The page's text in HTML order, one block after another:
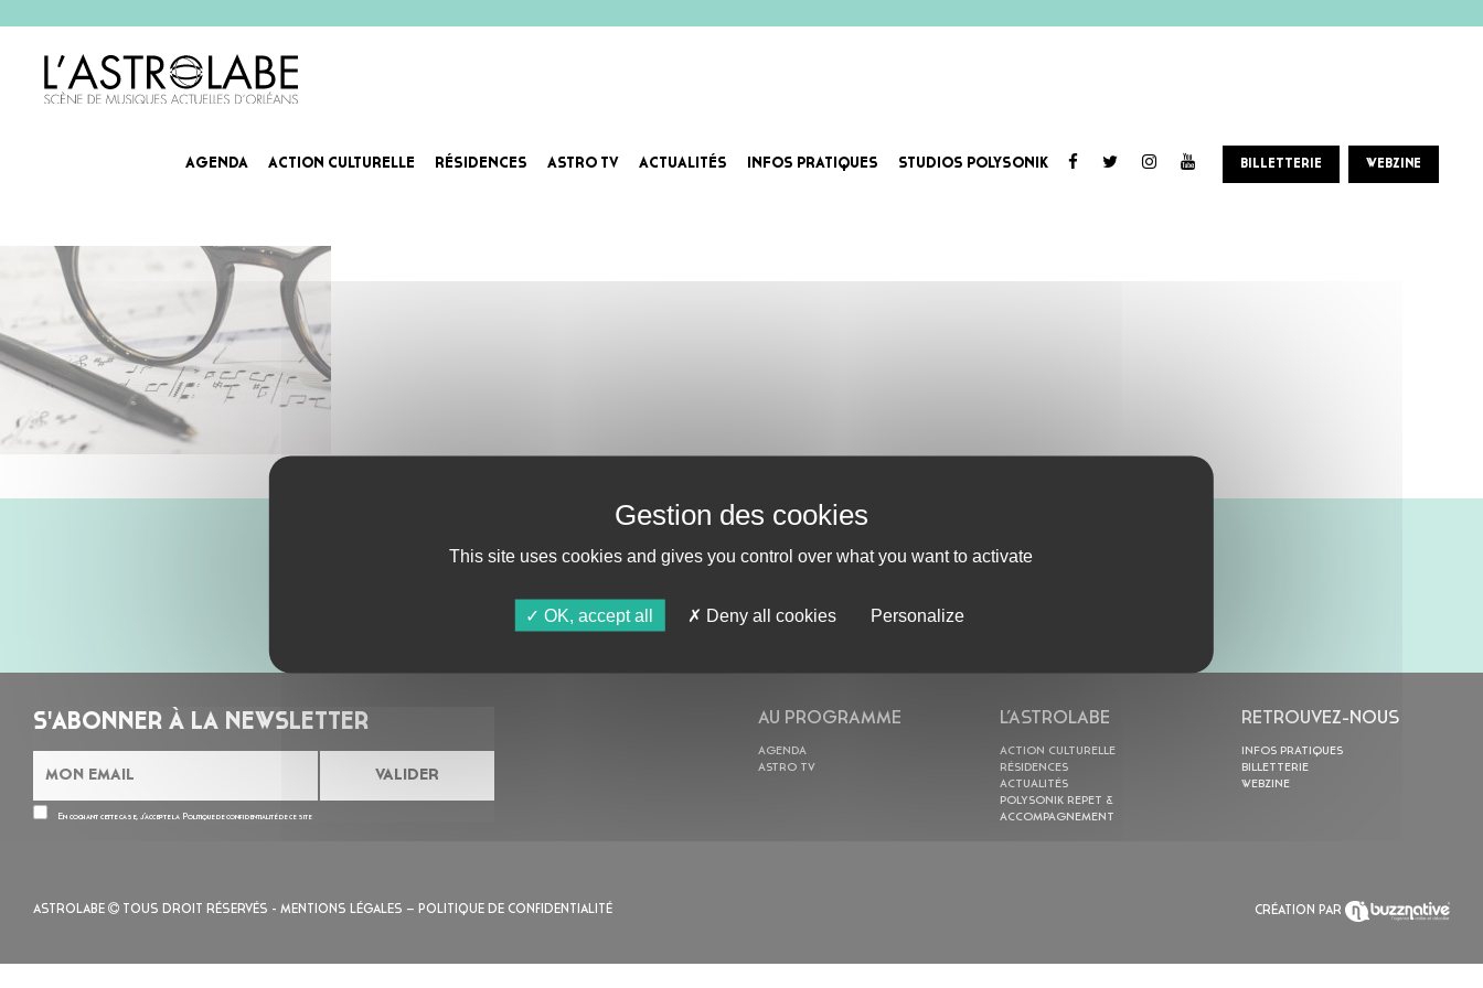
AGENDA ACTION CULTURELLE RÉSIDENCES ASTRO TV ACTUALITÉS INFOS PRATIQUES STUDIOS POLYSONIK BILLETTERIE WEBZINE
S'ABONNER À LA NEWSLETTER
En cochant cette case, j’accepte la Politique de confidentialitéde ce site
AU PROGRAMME
AGENDA
ASTRO TV
L’ASTROLABE
ACTION CULTURELLE
RÉSIDENCES
ACTUALITÉS
POLYSONIK REPET &
ACCOMPAGNEMENT
RETROUVEZ-NOUS
INFOS PRATIQUES
BILLETTERIE
WEBZINE
ASTROLABE TOUS DROIT RÉSERVÉS - MENTIONS LÉGALES – POLITIQUE DE CONFIDENTIALITÉ CRÉATION PAR
This site uses cookies and gives you control over what you want to activate
OK, accept all Deny all cookies Personalize